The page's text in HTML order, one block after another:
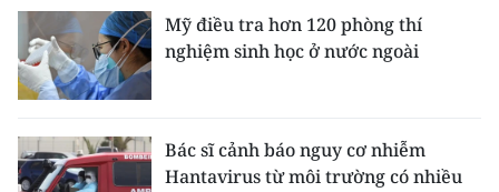
XÃ HỘI
PHÁP LUẬT
DU LỊCH
Mỹ điều tra hơn 120 phòng thí
nghiệm sinh học ở nước ngoài
Bác sĩ cảnh báo nguy cơ nhiễm
Hantavirus từ môi trường có nhiều